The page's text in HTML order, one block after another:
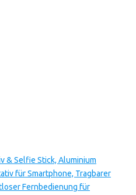
& Selfie Stick, Aluminium
für Smartphone, Tragbarer
Fernbedienung für